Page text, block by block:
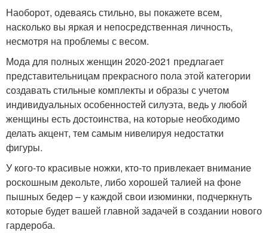
Наоборот, одеваясь стильно, вы покажете всем,
насколько вы яркая и непосредственная личность,
несмотря на проблемы с весом.
Мода для полных женщин 2020-2021 предлагает
представительницам прекрасного пола этой категории
создавать стильные комплекты и образы с учетом
индивидуальных особенностей силуэта, ведь у любой
женщины есть достоинства, на которые необходимо
делать акцент, тем самым нивелируя недостатки
фигуры.
У кого-то красивые ножки, кто-то привлекает внимание
роскошным декольте, либо хорошей талией на фоне
пышных бедер – у каждой свои изюминки, подчеркнуть
которые будет вашей главной задачей в создании нового
гардероба.